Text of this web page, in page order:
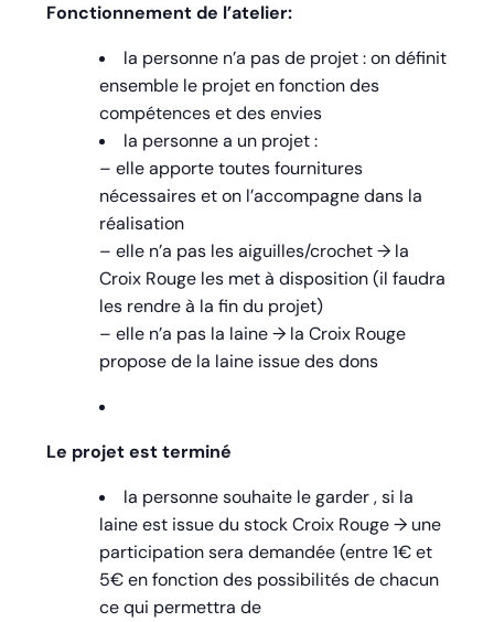
Fonctionnement de l’atelier:
la personne n’a pas de projet : on définit
ensemble le projet en fonction des
compétences et des envies
la personne a un projet :
– elle apporte toutes fournitures
nécessaires et on l’accompagne dans la
réalisation
– elle n’a pas les aiguilles/crochet → la
Croix Rouge les met à disposition (il faudra
les rendre à la fin du projet)
– elle n’a pas la laine → la Croix Rouge
propose de la laine issue des dons
Le projet est terminé
la personne souhaite le garder , si la
laine est issue du stock Croix Rouge → une
participation sera demandée (entre 1€ et
5€ en fonction des possibilités de chacun
ce qui permettra de